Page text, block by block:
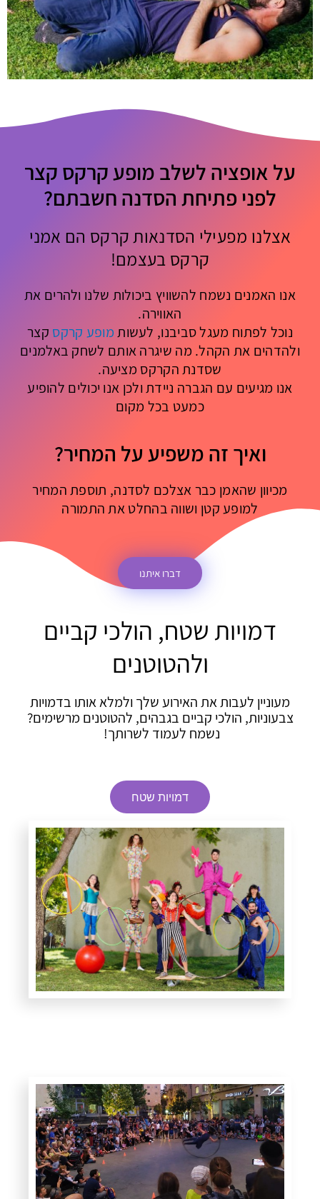
על אופציה לשלב מופע קרקס קצר
לפני פתיחת הסדנה חשבתם?
אצלנו מפעילי הסדנאות קרקס הם אמני
קרקס בעצמם!
אנו האמנים נשמח להשוויץ ביכולות שלנו ולהרים את
האווירה.
נוכל לפתוח מעגל סביבנו, לעשותמופע קרקס קצר
ולהדהים את הקהל. מה שיגרה אותם לשחק באלמנים
שסדנת הקרקס מציעה.
אנו מגיעים עם הגברה ניידת ולכן אנו יכולים להופיע
כמעט בכל מקום
ואיך זה משפיע על המחיר?
מכיוון שהאמן כבר אצלכם לסדנה, תוספת המחיר
למופע קטן ושווה בהחלט את התמורה
דברו איתנו
דמויות שטח, הולכי קביים
ולהטוטנים
מעוניין לעבות את האירוע שלך ולמלא אותו בדמויות
צבעוניות, הולכי קביים בגבהים, להטוטנים מרשימים?
נשמח לעמוד לשרותך!
דמויות שטח